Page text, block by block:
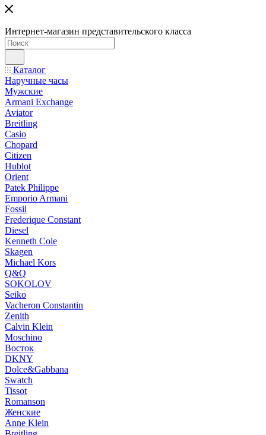
Интернет-магазин представительского класса
Каталог
Наручные часы
Мужские
Armani Exchange
Aviator
Breitling
Casio
Chopard
Citizen
Hublot
Orient
Patek Philippe
Emporio Armani
Fossil
Frederique Constant
Diesel
Kenneth Cole
Skagen
Michael Kors
Q&Q
SOKOLOV
Seiko
Vacheron Constantin
Zenith
Calvin Klein
Moschino
Восток
DKNY
Dolce&Gabbana
Swatch
Tissot
Romanson
Женские
Anne Klein